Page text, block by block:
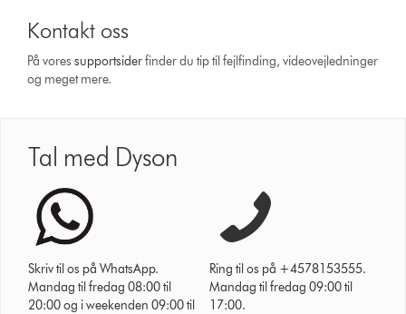
Kontakt oss
På voressupport­siderfinder du tip til fejlfinding, video­vejledninger
og meget mere.
Tal med Dyson
Skriv til os på WhatsApp.
Mandag til fredag 08:00 til
20:00 og i weekenden 09:00 til
Ring til os på +4578153555.
Mandag til fredag 09:00 til
17:00.